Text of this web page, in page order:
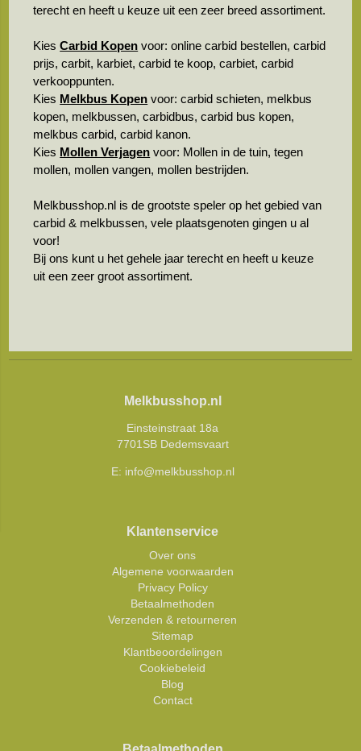
terecht en heeft u keuze uit een zeer breed assortiment.
KiesCarbid Kopen voor: online carbid bestellen, carbid
prijs, carbit, karbiet, carbid te koop, carbiet, carbid
verkooppunten.
Kies Melkbus Kopen voor: carbid schieten, melkbus
kopen, melkbussen, carbidbus, carbid bus kopen,
melkbus carbid, carbid kanon.
Kies Mollen Verjagen voor: Mollen in de tuin, tegen
mollen, mollen vangen, mollen bestrijden.
Melkbusshop.nl is de grootste speler op het gebied van
carbid & melkbussen, vele plaatsgenoten gingen u al
voor!
Bij ons kunt u het gehele jaar terecht en heeft u keuze
uit een zeer groot assortiment.
Melkbusshop.nl
Einsteinstraat 18a
7701SB Dedemsvaart
E: info@melkbusshop.nl
Klantenservice
Over ons
Algemene voorwaarden
Privacy Policy
Betaalmethoden
Verzenden & retourneren
Sitemap
Klantbeoordelingen
Cookiebeleid
Blog
Contact